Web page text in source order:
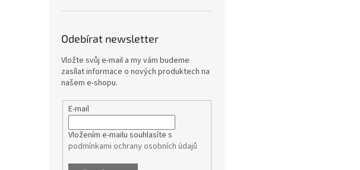
Odebírat newsletter
Vložte svůj e-mail a my vám budeme
zasílat informace o nových produktech na
našem e-shopu.
E-mail
Vložením e-mailu souhlasíte s
podmínkami ochrany osobních údajů